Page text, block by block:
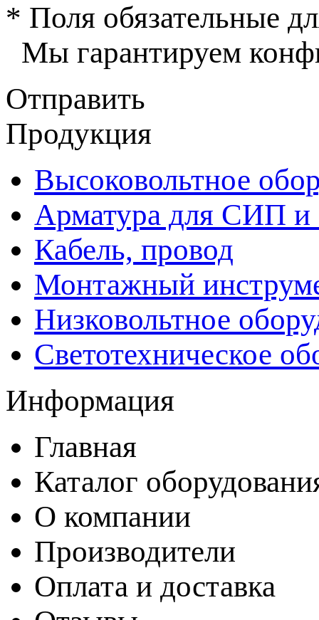
* Поля обязательные
Мы гарантируем
Отправить
Продукция
Высоковольтное
Арматура для СИП
Кабель, провод
Монтажный
Низковольтное
Светотехническое
Информация
Главная
Каталог
О компании
Производители
Оплата и доставка